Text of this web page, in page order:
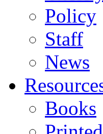
Policy
Staff
News
Books